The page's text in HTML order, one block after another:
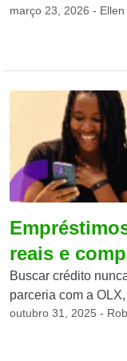
março 23, 2026 -
reais e
Buscar crédito
parceria com a
outubro 31, 2025 -